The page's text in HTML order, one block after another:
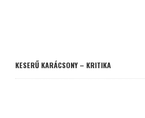
KESERŰ KARÁCSONY – KRITIKA